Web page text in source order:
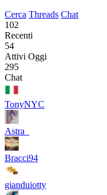
Cerca Threads Chat
102
Recenti
54
Attivi Oggi
295
Chat
TonyNYC
Astra_
Bracci94
gianduiotty